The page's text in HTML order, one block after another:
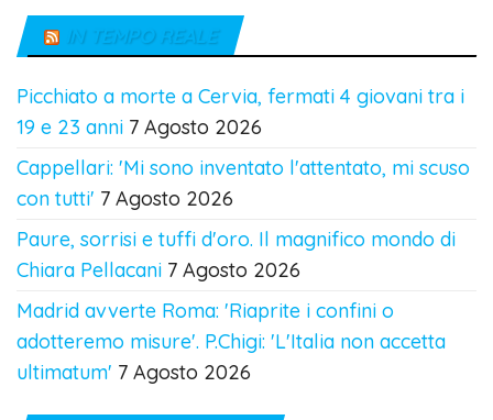
IN TEMPO REALE
Picchiato a morte a Cervia, fermati 4 giovani tra i
19 e 23 anni 7 Agosto 2026
Cappellari: 'Mi sono inventato l'attentato, mi scuso
con tutti' 7 Agosto 2026
Paure, sorrisi e tuffi d'oro. Il magnifico mondo di
Chiara Pellacani 7 Agosto 2026
Madrid avverte Roma: 'Riaprite i confini o
adotteremo misure'. P.Chigi: 'L'Italia non accetta
ultimatum' 7 Agosto 2026